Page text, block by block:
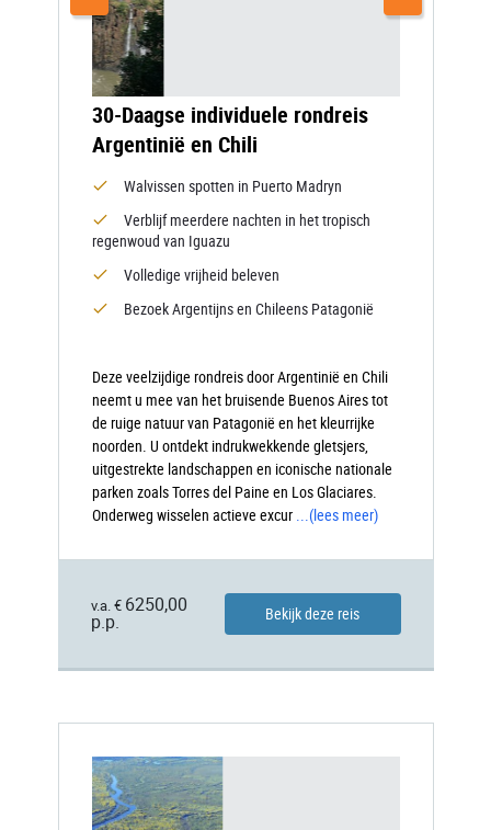
30-Daagse individuele rondreis
Argentinië en Chili
Walvissen spotten in Puerto Madryn
Verblijf meerdere nachten in het tropisch
regenwoud van Iguazu
Volledige vrijheid beleven
Bezoek Argentijns en Chileens Patagonië
Deze veelzijdige rondreis door Argentinië en Chili
neemt u mee van het bruisende Buenos Aires tot
de ruige natuur van Patagonië en het kleurrijke
noorden. U ontdekt indrukwekkende gletsjers,
uitgestrekte landschappen en iconische nationale
parken zoals Torres del Paine en Los Glaciares.
Onderweg wisselen actieve excur ...(lees meer)
v.a. € 6250,00
p.p.
Bekijk deze reis